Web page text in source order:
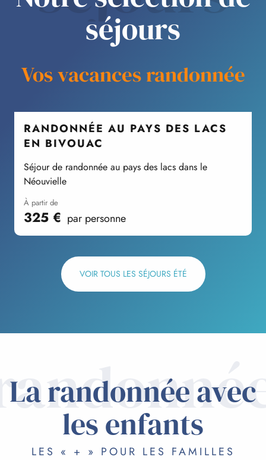
séjours
Vos vacances randonnée
RANDONNÉE AU PAYS DES LACS
EN BIVOUAC
Séjour de randonnée au pays des lacs dans le
Néouvielle
à partir de
325 € par personne
VOIR TOUS LES SÉJOURS ÉTÉ
La randonnée avec
les enfants
LES « + » POUR LES FAMILLES